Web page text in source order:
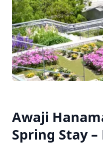
Awaji
Spring Stay